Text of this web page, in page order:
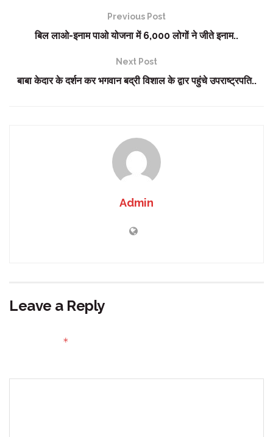
Previous Post
बिल लाओ-इनाम पाओ योजना में 6,000 लोगों ने जीते इनाम..
Next Post
बाबा केदार के दर्शन कर भगवान बद्री विशाल के द्वार पहुंचे उपराष्ट्रपति..
Admin
Leave a Reply
*